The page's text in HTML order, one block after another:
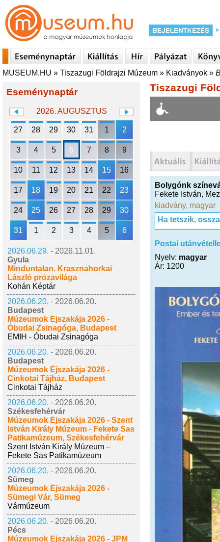
MUSEUM.HU » Tiszazugi Földrajzi Múzeum » Kiadványok »
Eseménynaptár
2026. AUGUSZTUS
27 28 29 30 31 1 2
3 4 5 6 7 8 9
10 11 12 13 14 15 16
17 18 19 20 21 22 23
24 25 26 27 28 29 30
31 1 2 3 4 5 6
2026.06.29. - 2026.11.01.
Gyula
Minduntalan. Krasznahorkai
László prózavilága
Kohán Képtár
2026.06.20. - 2026.06.20.
Budapest
Múzeumok Éjszakája 2026 -
Óbudai Zsinagóga, Budapest
EMIH - Óbudai Zsinagóga
2026.06.20. - 2026.06.20.
Budapest
Múzeumok Éjszakája 2026 -
Cinkotai Tájház, Budapest
Cinkotai Tájház
2026.06.20. - 2026.06.20.
Székesfehérvár
Múzeumok Éjszakája 2026 - Szent
István Király Múzeum - Fekete Sas
Patikamúzeum, Székesfehérvár
Szent István Király Múzeum –
Fekete Sas Patikamúzeum
2026.06.20. - 2026.06.20.
Sümeg
Múzeumok Éjszakája 2026 -
Sümegi Vár, Sümeg
Vármúzeum
2026.06.20. - 2026.06.20.
Pécs
Múzeumok Éjszakája 2026 - JPM
Tiszazugi
Bolygónk
Fekete István,
kiadvány, magyar
Ha tetszik,
Postai
Nyelv: magyar
Ár: 1200